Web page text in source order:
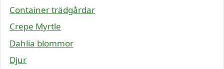
Container trädgårdar
Crepe Myrtle
Dahlia blommor
Djur